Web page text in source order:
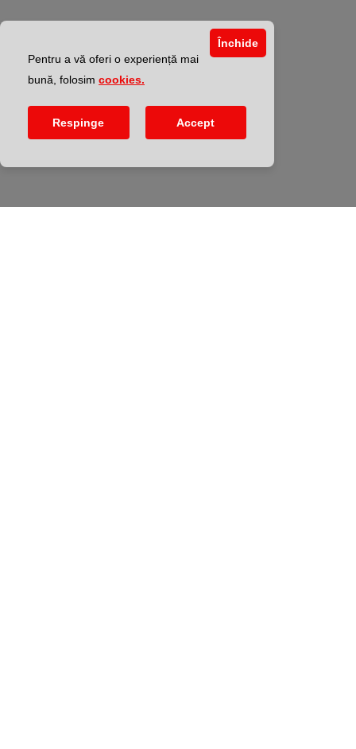
Închide
Pentru a vă oferi o experiență mai
bună, folosim cookies.
Respinge Accept